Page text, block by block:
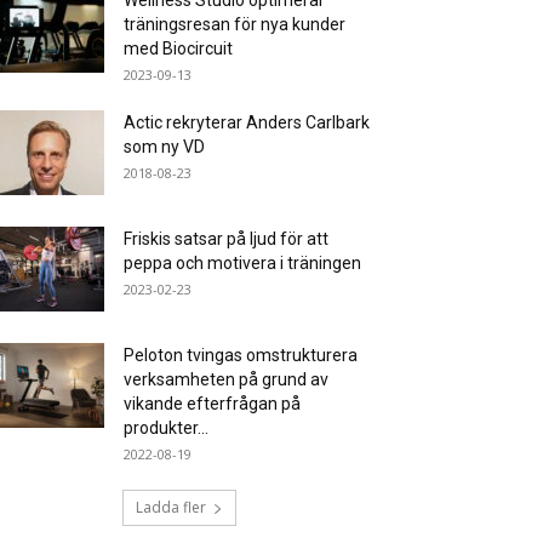
träningsresan för nya kunder
med Biocircuit
2023-09-13
Actic rekryterar Anders Carlbark
som ny VD
2018-08-23
Friskis satsar på ljud för att
peppa och motivera i träningen
2023-02-23
Peloton tvingas omstrukturera
verksamheten på grund av
vikande efterfrågan på
produkter...
2022-08-19
Ladda fler